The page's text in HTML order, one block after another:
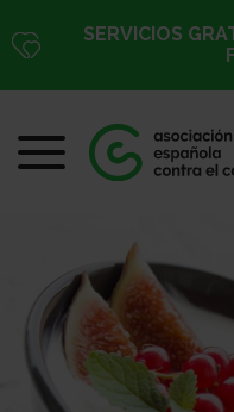
SERVICIOS